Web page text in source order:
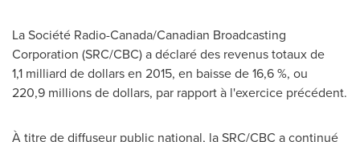
La Société Radio-Canada/Canadian Broadcasting
Corporation (SRC/CBC) a déclaré des revenus totaux de
1,1 milliard de dollars en 2015, en baisse de 16,6 %, ou
220,9 millions de dollars, par rapport à l'exercice précédent.
À titre de diffuseur public national, la SRC/CBC a continué